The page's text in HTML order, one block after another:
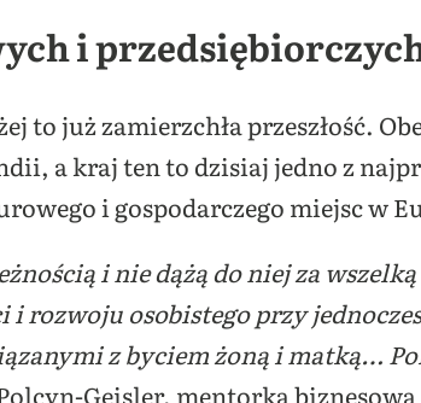
i
już zamierzchła przeszłość.
a kraj ten to dzisiaj jedno z
i gospodarczego miejsc w
i nie dążą do niej za wszelką
i rozwoju osobistego przy
z byciem żoną i matką…
Geisler, mentorka